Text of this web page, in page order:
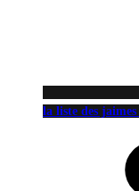
la liste des jaimes